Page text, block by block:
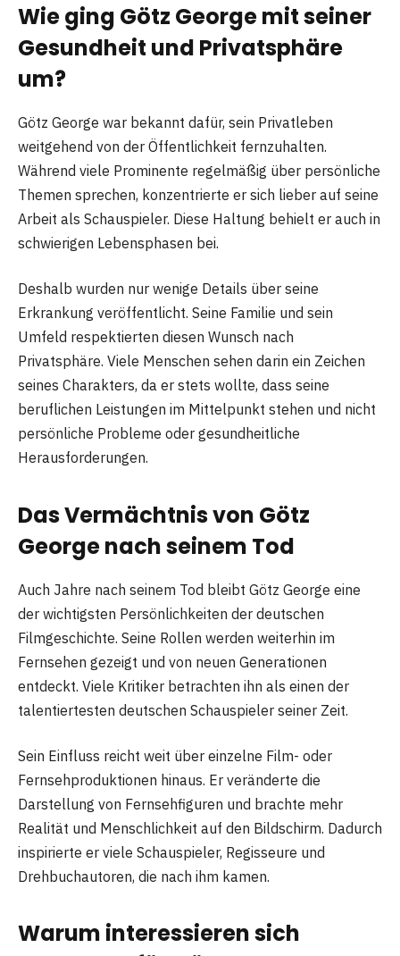
Wie ging Götz George mit seiner
Gesundheit und Privatsphäre
um?
Götz George war bekannt dafür, sein Privatleben
weitgehend von der Öffentlichkeit fernzuhalten.
Während viele Prominente regelmäßig über persönliche
Themen sprechen, konzentrierte er sich lieber auf seine
Arbeit als Schauspieler. Diese Haltung behielt er auch in
schwierigen Lebensphasen bei.
Deshalb wurden nur wenige Details über seine
Erkrankung veröffentlicht. Seine Familie und sein
Umfeld respektierten diesen Wunsch nach
Privatsphäre. Viele Menschen sehen darin ein Zeichen
seines Charakters, da er stets wollte, dass seine
beruflichen Leistungen im Mittelpunkt stehen und nicht
persönliche Probleme oder gesundheitliche
Herausforderungen.
Das Vermächtnis von Götz
George nach seinem Tod
Auch Jahre nach seinem Tod bleibt Götz George eine
der wichtigsten Persönlichkeiten der deutschen
Filmgeschichte. Seine Rollen werden weiterhin im
Fernsehen gezeigt und von neuen Generationen
entdeckt. Viele Kritiker betrachten ihn als einen der
talentiertesten deutschen Schauspieler seiner Zeit.
Sein Einfluss reicht weit über einzelne Film- oder
Fernsehproduktionen hinaus. Er veränderte die
Darstellung von Fernsehfiguren und brachte mehr
Realität und Menschlichkeit auf den Bildschirm. Dadurch
inspirierte er viele Schauspieler, Regisseure und
Drehbuchautoren, die nach ihm kamen.
Warum interessieren sich